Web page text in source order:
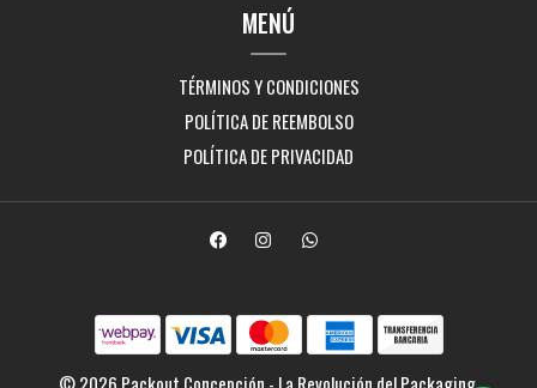
MENÚ
TÉRMINOS Y CONDICIONES
POLÍTICA DE REEMBOLSO
POLÍTICA DE PRIVACIDAD